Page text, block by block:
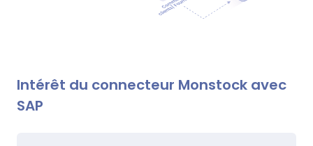
Intérêt du connecteur Monstock avec
SAP